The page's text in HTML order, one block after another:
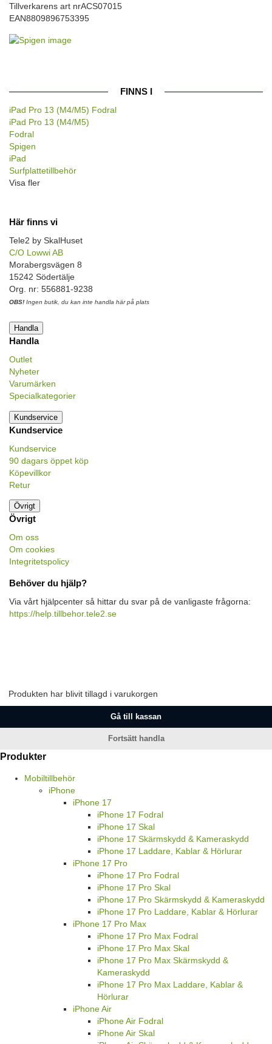
Tillverkarens art nrACS07015
EAN8809896753395
FINNS I
iPad Pro 13 (M4/M5) Fodral
iPad Pro 13 (M4/M5)
Fodral
Spigen
iPad
Surfplattetillbehör
Visa fler
Här finns vi
Tele2 by SkalHuset
C/O Lowwi AB
Morabergsvägen 8
15242 Södertälje
Org. nr: 556881-9238
OBS! Ingen butik, du kan inte handla här på plats
Handla
Handla
Outlet
Nyheter
Varumärken
Specialkategorier
Kundservice
Kundservice
Kundservice
90 dagars öppet köp
Köpevillkor
Retur
Övrigt
Övrigt
Om oss
Om cookies
Integritetspolicy
Behöver du hjälp?
Via vårt hjälpcenter så hittar du svar på de vanligaste frågorna:
https://help.tillbehor.tele2.se
Produkten har blivit tillagd i varukorgen
Gå till kassan
Fortsätt handla
Produkter
Mobiltillbehör
iPhone
iPhone 17
iPhone 17 Fodral
iPhone 17 Skal
iPhone 17 Skärmskydd & Kameraskydd
iPhone 17 Laddare, Kablar & Hörlurar
iPhone 17 Pro
iPhone 17 Pro Fodral
iPhone 17 Pro Skal
iPhone 17 Pro Skärmskydd & Kameraskydd
iPhone 17 Pro Laddare, Kablar & Hörlurar
iPhone 17 Pro Max
iPhone 17 Pro Max Fodral
iPhone 17 Pro Max Skal
iPhone 17 Pro Max Skärmskydd &
Kameraskydd
iPhone 17 Pro Max Laddare, Kablar &
Hörlurar
iPhone Air
iPhone Air Fodral
iPhone Air Skal